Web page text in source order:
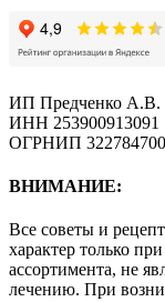
ИП Предченко А.В.
ИНН 253900913091
ОГРНИП
ВНИМАНИЕ:
Все советы и
характер только
ассортимента, не
лечению. При